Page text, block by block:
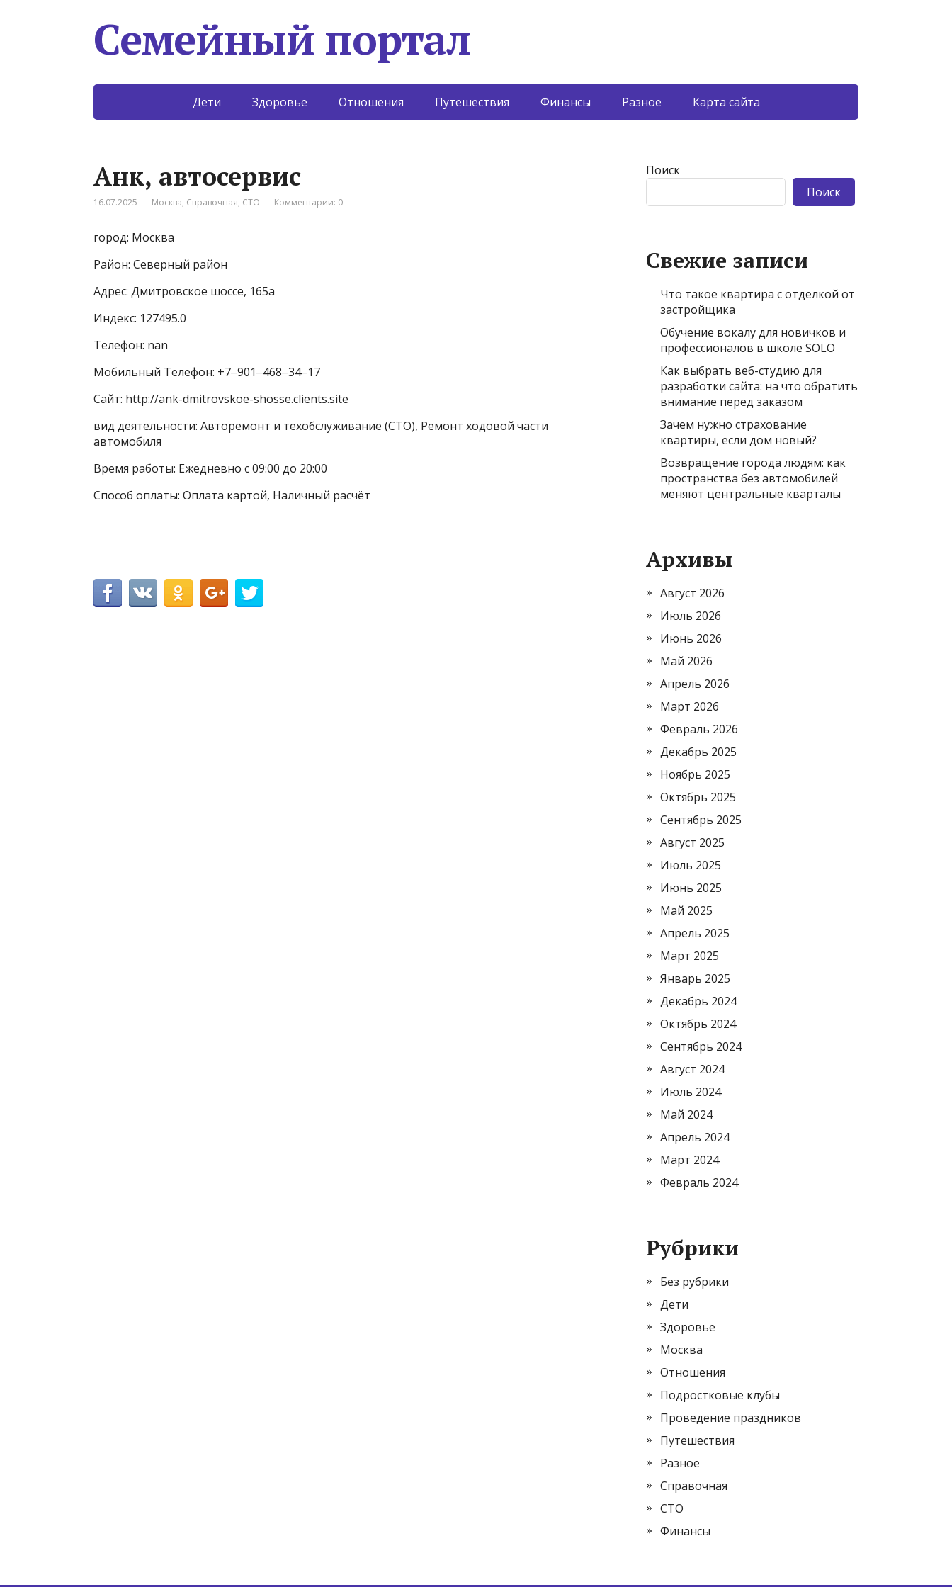
Семейный портал
Дети Здоровье Отношения Путешествия Финансы Разное Карта сайта
Анк, автосервис
16.07.2025 Москва, Справочная, СТО Комментарии: 0
город: Москва
Район: Северный район
Адрес: Дмитровское шоссе, 165а
Индекс: 127495.0
Телефон: nan
Мобильный Телефон: +7‒901‒468‒34‒17
Сайт: http://ank-dmitrovskoe-shosse.clients.site
вид деятельности: Авторемонт и техобслуживание (СТО), Ремонт ходовой части
автомобиля
Время работы: Ежедневно с 09:00 до 20:00
Способ оплаты: Оплата картой, Наличный расчёт
Поиск
Поиск
Свежие записи
Что такое квартира с отделкой от
застройщика
Обучение вокалу для новичков и
профессионалов в школе SOLO
Как выбрать веб-студию для
разработки сайта: на что обратить
внимание перед заказом
Зачем нужно страхование
квартиры, если дом новый?
Возвращение города людям: как
пространства без автомобилей
меняют центральные кварталы
Архивы
Август 2026
Июль 2026
Июнь 2026
Май 2026
Апрель 2026
Март 2026
Февраль 2026
Декабрь 2025
Ноябрь 2025
Октябрь 2025
Сентябрь 2025
Август 2025
Июль 2025
Июнь 2025
Май 2025
Апрель 2025
Март 2025
Январь 2025
Декабрь 2024
Октябрь 2024
Сентябрь 2024
Август 2024
Июль 2024
Май 2024
Апрель 2024
Март 2024
Февраль 2024
Рубрики
Без рубрики
Дети
Здоровье
Москва
Отношения
Подростковые клубы
Проведение праздников
Путешествия
Разное
Справочная
СТО
Финансы